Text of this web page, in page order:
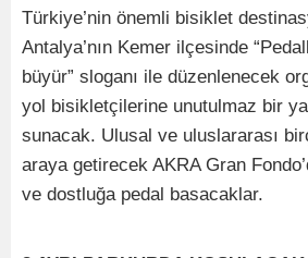
Türkiye’nin önemli bisiklet
Antalya’nın Kemer ilçesinde
büyür” sloganı ile düzenlenecek
yol bisikletçilerine unutulmaz bir
sunacak. Ulusal ve uluslararası
araya getirecek AKRA Gran
ve dostluğa pedal basacaklar.